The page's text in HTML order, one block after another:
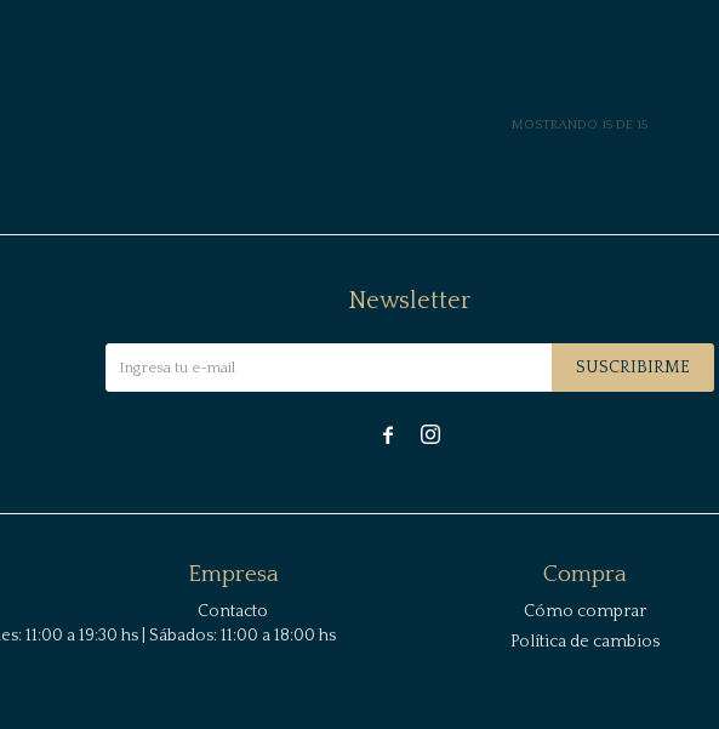
MOSTRANDO 15DE 15
a 19:30 hs | Sábados: 11:00 a 18:00 hs
Empresa
Contacto
Compra
Cómo comprar
Política de cambios
Newsletter
SUSCRIBIRME
 